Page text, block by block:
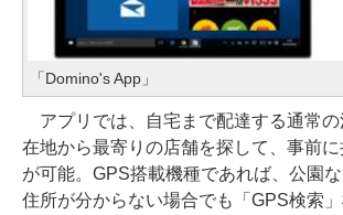
「Domino's App」
アプリでは、自宅まで配達する通常の
在地から最寄りの店舗を探して、事前
が可能。GPS搭載機種であれば、公園
住所が分からない場合でも「GPS検索